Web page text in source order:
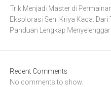
Trik Menjadi Master di
Eksplorasi Seni Kriya Kaca:
Panduan Lengkap
Recent Comments
No comments to show.